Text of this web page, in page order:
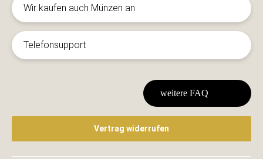
Wir kaufen auch Münzen an
Telefonsupport
weitere FAQ
Vertrag widerrufen